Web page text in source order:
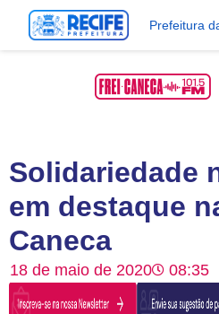
Prefeitura
Solidariedade
em destaque
Caneca
18 de maio de 2020 08:35